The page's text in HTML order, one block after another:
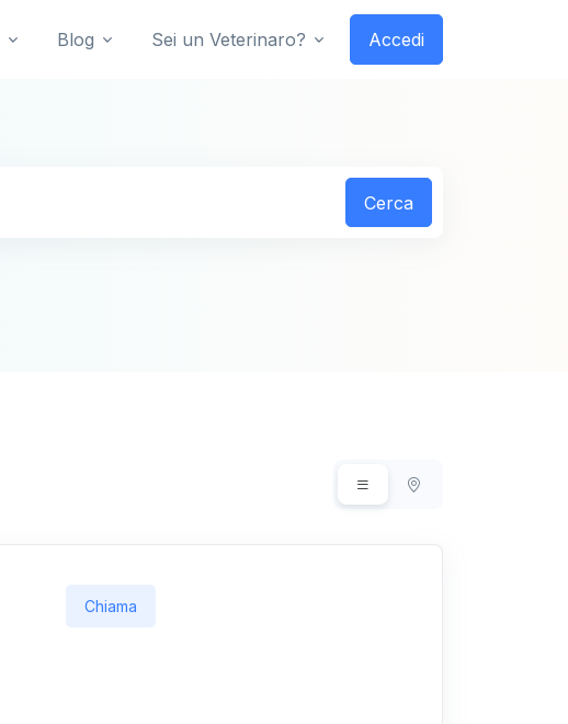
Blog Sei un Veterinaro? Accedi
Cerca
Chiama